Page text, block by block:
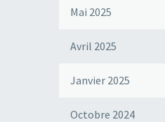
Mai 2025
Avril 2025
Janvier 2025
Octobre 2024